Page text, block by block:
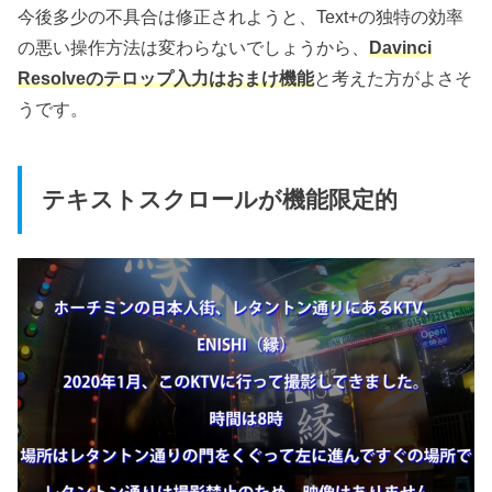
今後多少の不具合は修正されようと、Text+の独特の効率
の悪い操作方法は変わらないでしょうから、Davinci
Resolveのテロップ入力はおまけ機能と考えた方がよさそ
うです。
テキストスクロールが機能限定的